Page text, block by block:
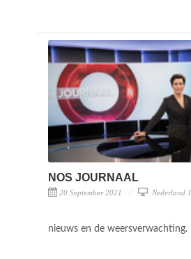
NOS JOURNAAL
20 September 2021 Nederland 1
nieuws en de weersverwachting.